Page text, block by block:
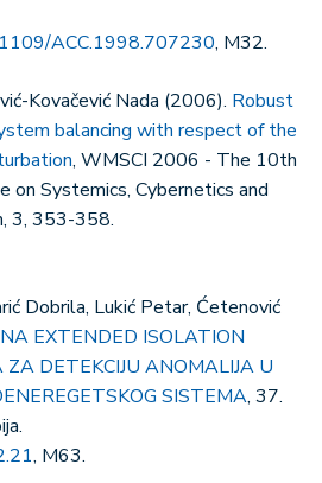
ACC.1998.707230, M32.
Kovačević Nada (2006). Robust
balancing with respect of the
, WMSCI 2006 - The 10th
on Systemics, Cybernetics and
3, 353-358.
Dobrila, Lukić Petar, Ćetenović
EXTENDED ISOLATION
DETEKCIJU ANOMALIJA U
SISTEMA, 37.
, M63.